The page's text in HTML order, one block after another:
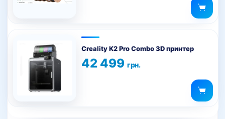
Creality K2 Pro Combo 3D принтер
42 499 грн.